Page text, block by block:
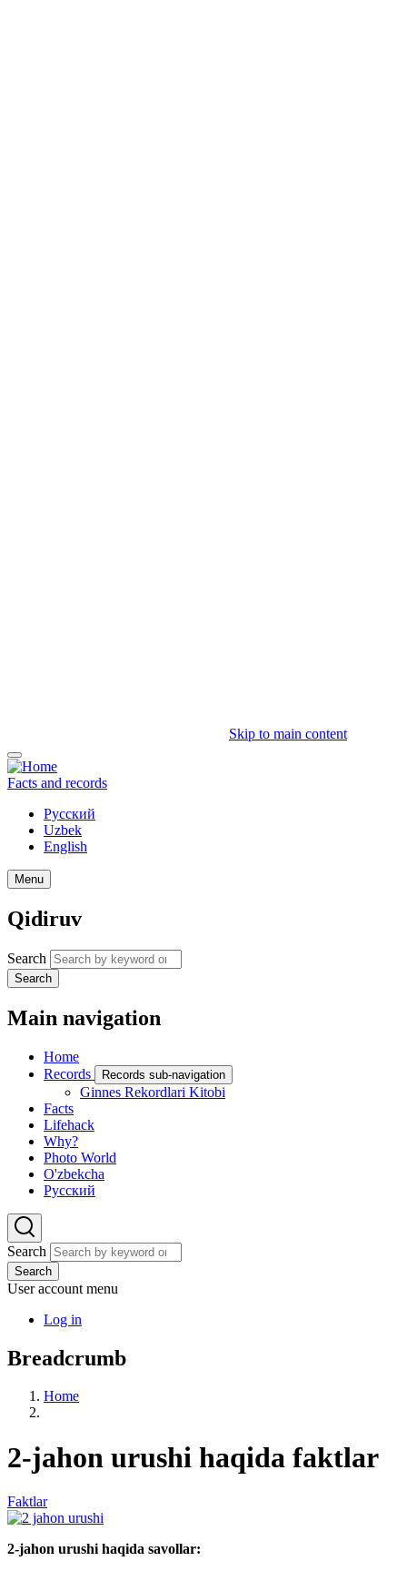
Skip to main content
Facts and records
Русский
Uzbek
English
Menu
Qidiruv
Search
Search
Main navigation
Home
Records
Records sub-navigation
Ginnes Rekordlari Kitobi
Facts
Lifehack
Why?
Photo World
O'zbekcha
Русский
Search
Search
User account menu
Log in
Breadcrumb
Home
2-jahon urushi haqida faktlar
Faktlar
2-jahon urushi haqida savollar: